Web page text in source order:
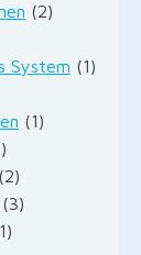
(2)
System (1)
(1)
(2)
(3)